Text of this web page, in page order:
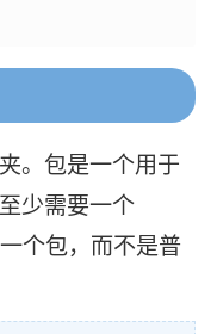
。包是一个用于
少需要一个
个包，而不是普